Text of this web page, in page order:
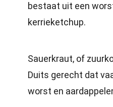
bestaat uit een
kerrieketchup.
Sauerkraut, of
Duits gerecht dat
worst en